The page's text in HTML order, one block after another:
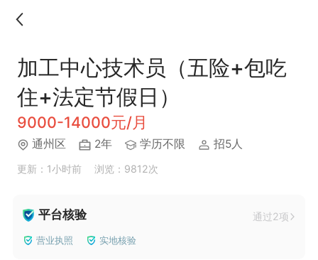
加工中心技术员（五险+包吃
住+法定节假日）
9000-14000元/月
通州区 2年 学历不限 招5人
更新：1小时前 浏览：9812次
平台核验 通过2项
营业执照 实地核验